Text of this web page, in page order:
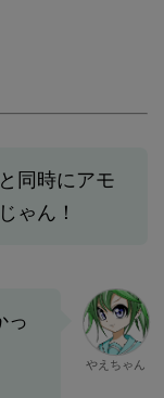
同時にアモ
ゃん！
っ
やえちゃん